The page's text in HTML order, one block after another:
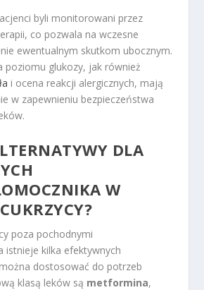
byli monitorowani przez
co pozwala na wczesne
ewentualnym skutkom ubocznym.
poziomu glukozy, jak również
i ocena reakcji alergicznych, mają
w zapewnieniu bezpieczeństwa
DLA
W
poza pochodnymi
istnieje kilka efektywnych
dostosować do potrzeb
klasą leków są metformina,